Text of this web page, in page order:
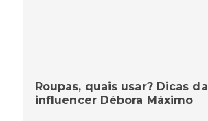
Roupas, quais usar? Dicas da
influencer Débora Máximo